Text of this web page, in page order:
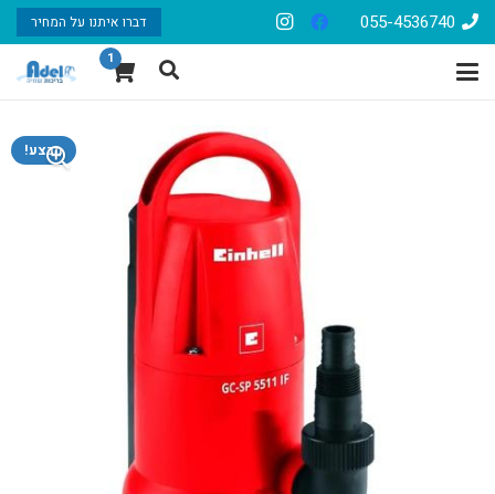
055-4536740 דברו איתנו על המחיר
1
מבצע!